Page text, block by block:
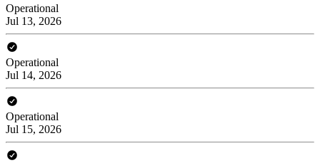
Operational
Jul 13, 2026
Operational
Jul 14, 2026
Operational
Jul 15, 2026